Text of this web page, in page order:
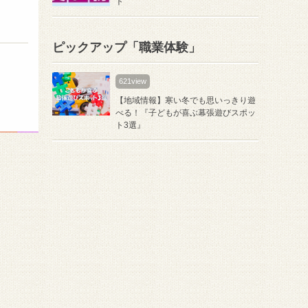
ピックアップ「職業体験」
621view
【地域情報】寒い冬でも思いっきり遊
べる！『⼦どもが喜ぶ幕張遊びスポッ
ト3選』